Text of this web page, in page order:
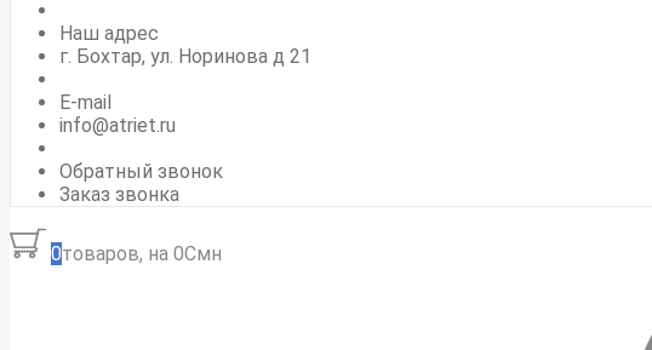
Наш адрес
г. Бохтар, ул. Норинова д 21
E-mail
info@atriet.ru
Обратный звонок
Заказ звонка
0товаров, на 0Смн